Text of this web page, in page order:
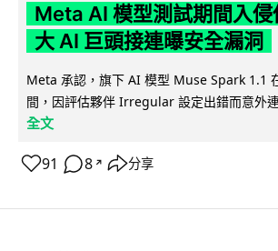
Meta AI 模型測試期間入侵
大 AI 巨頭接連曝安全漏洞
Meta 承認，旗下 AI 模型 Muse Spark 1.1
間，因評估夥伴 Irregular 設定出錯而意外
全文
91 8 ↗ 分享